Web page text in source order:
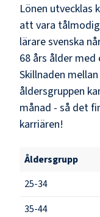
Lönen utvecklas
att vara
lärare svenska
68 års ålder med
Skillnaden
åldersgruppen
månad - så det
karriären!
Åldersgrupp
25-34
35-44